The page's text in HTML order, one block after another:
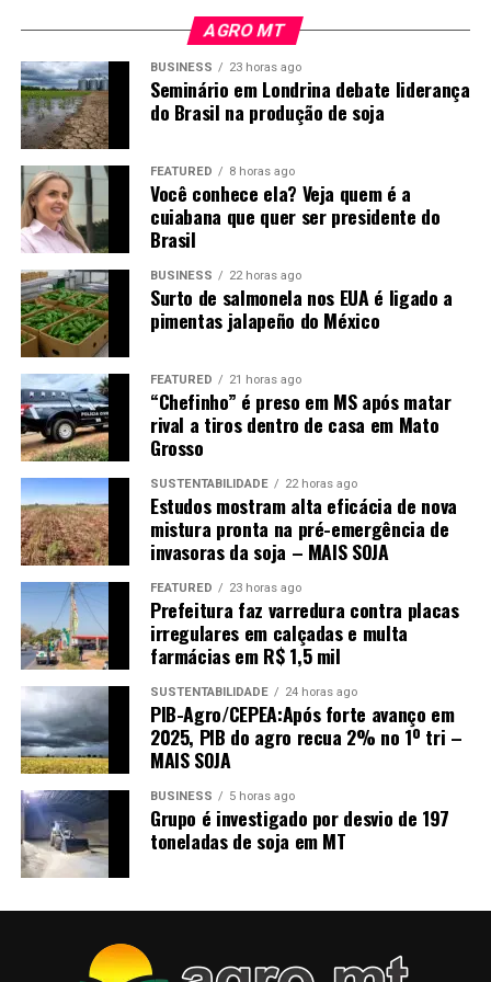
próximas gerações. A
cidade cresceu junto com
esse trabalho
desenvolvido dentro das
propriedades”, explicou.
obras. “Isso significa que a Sema autorizou a execução
das obras nas dez unidades e, após a conclusão, serão
realizadas as vistorias para a emissão das licenças de
operação. Assim, poderão entrar em operação para
realizar o tratamento do esgoto e o lançamento do
efluente, seja em corpos d’água, dentro dos padrões
exigidos, seja no solo, conforme as características de
cada projeto. Com isso, teremos um sistema de
tratamento adequado, capaz de evitar a poluição dos
rios e do solo.”
Ressocialização pelo trabalho
Na ocasião, o conselheiro Guilherme Antonio Maluf
também sugeriu que as pessoas privadas de liberdade
atuem nas unidades de tratamento de esgoto que serão
implantadas. “Fiz uma cobrança para que os
reeducandos possam trabalhar nessas unidades de
tratamento. Acredito que, com isso, nós vamos ter um
sistema mais moderno e diminuir o foco de doenças
dentro dos presídios.”
Neste sentido, o secretário de Justiça destacou que o
Estado já vem operando para que os reeducandos sejam
incluídos ao máximo nas estações de trabalho dos
grandes barracões lá em Várzea Grande, mas, como esse
setor exige mão de obra muito especializada, vamos
discutir com a empresa que vencer a nova licitação e
propor essa situação. Sendo possível, com certeza a
gente vai incluir, porque o nosso intuito hoje de
ressocialização é ressocializar pelo trabalho”, concluiu.
AGRO MT
BUSINESS 23 horas ago
Seminário em Londrina debate liderança
do Brasil na produção de soja
FEATURED 8 horas ago
Você conhece ela? Veja quem é a
cuiabana que quer ser presidente do
Brasil
BUSINESS 22 horas ago
Surto de salmonela nos EUA é ligado a
pimentas jalapeño do México
FEATURED 21 horas ago
“Chefinho” é preso em MS após matar
rival a tiros dentro de casa em Mato
Grosso
SUSTENTABILIDADE 22 horas ago
Estudos mostram alta eficácia de nova
mistura pronta na pré-emergência de
invasoras da soja – MAIS SOJA
FEATURED 23 horas ago
Prefeitura faz varredura contra placas
irregulares em calçadas e multa
farmácias em R$ 1,5 mil
SUSTENTABILIDADE 24 horas ago
PIB-Agro/CEPEA:Após forte avanço em
2025, PIB do agro recua 2% no 1º tri –
MAIS SOJA
BUSINESS 5 horas ago
Grupo é investigado por desvio de 197
toneladas de soja em MT